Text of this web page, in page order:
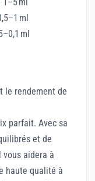
ml
ml
le rendement de
parfait. Avec sa
et de
aidera à
haute qualité à